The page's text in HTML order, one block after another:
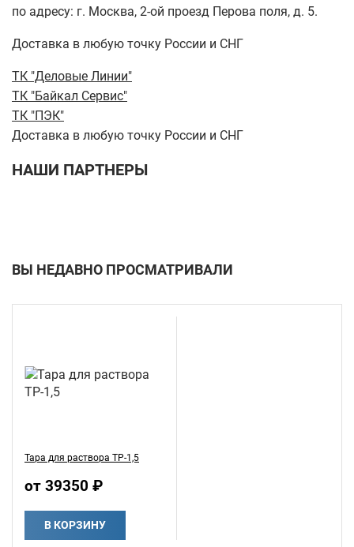
по адресу: г. Москва, 2-ой проезд Перова поля, д. 5.
Доставка в любую точку России и СНГ
ТК "Деловые Линии"
ТК "Байкал Сервис"
ТК "ПЭК"
Доставка в любую точку России и СНГ
НАШИ ПАРТНЕРЫ
ВЫ НЕДАВНО ПРОСМАТРИВАЛИ
Тара для раствора ТР-1,5
от 39350 ₽
В КОРЗИНУ